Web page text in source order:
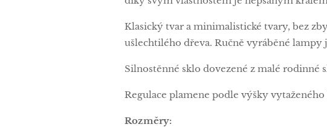
Klasický tvar a minimalistické tvary, bez
ušlechtilého dřeva. Ručně vyráběné
Silnostěnné sklo dovezené z malé rodinné
Regulace plamene podle výšky
Rozměry: